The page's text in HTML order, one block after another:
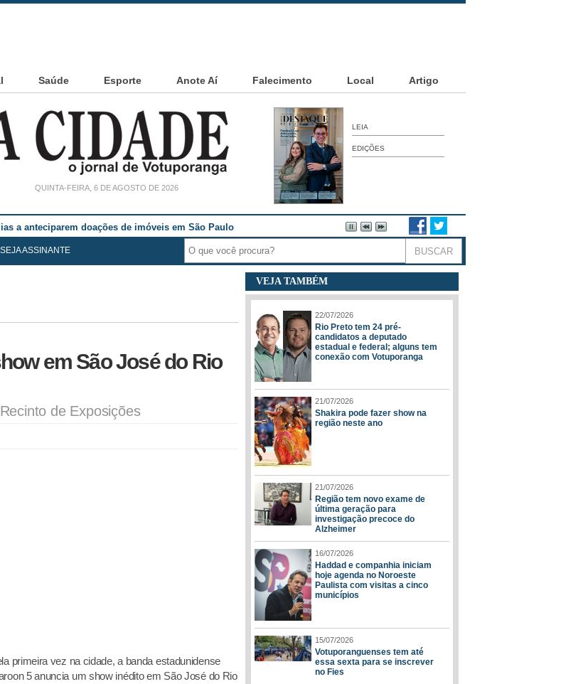
Saúde Esporte Anote Aí Falecimento Local Artigo
QUINTA-FEIRA, 6 DE AGOSTO DE 2026
LEIA
EDIÇÕES
a anteciparem doações de imóveis em São Paulo
SEJA ASSINANTE
em São José do Rio
de Exposições
primeira vez na cidade, a banda estadunidense
5 anuncia um show inédito em São José do Rio
VEJA TAMBÉM
22/07/2026
Rio Preto tem 24 pré-
candidatos a deputado
estadual e federal; alguns tem
conexão com Votuporanga
21/07/2026
Shakira pode fazer show na
região neste ano
21/07/2026
Região tem novo exame de
última geração para
investigação precoce do
Alzheimer
16/07/2026
Haddad e companhia iniciam
hoje agenda no Noroeste
Paulista com visitas a cinco
municípios
15/07/2026
Votuporanguenses tem até
essa sexta para se inscrever
no Fies